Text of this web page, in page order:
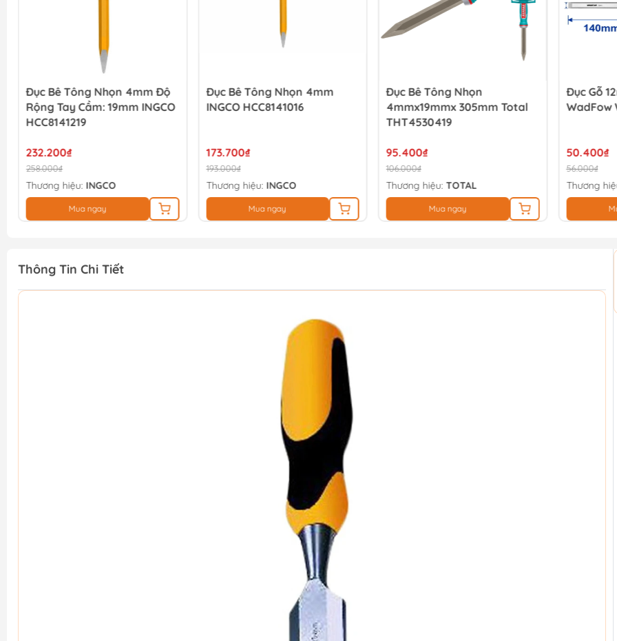
Đục Bê Tông Nhọn 4mm Độ
Rộng Tay Cầm: 19mm INGCO
HCC8141219
232.200₫
258.000₫
Thương hiệu: INGCO
Mua ngay
Đục Bê Tông Nhọn 4mm
INGCO HCC8141016
173.700₫
193.000₫
Thương hiệu: INGCO
Mua ngay
Đục Bê Tông Nhọn
4mmx19mmx 305mm Total
THT4530419
95.400₫
106.000₫
Thương hiệu: TOTAL
Mua ngay
Đục Gỗ
WadFow
50.400₫
56.000₫
Thương
Thông Tin Chi Tiết